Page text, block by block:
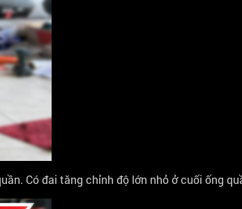
Có đai tăng chỉnh độ lớn nhỏ ở cuối ống